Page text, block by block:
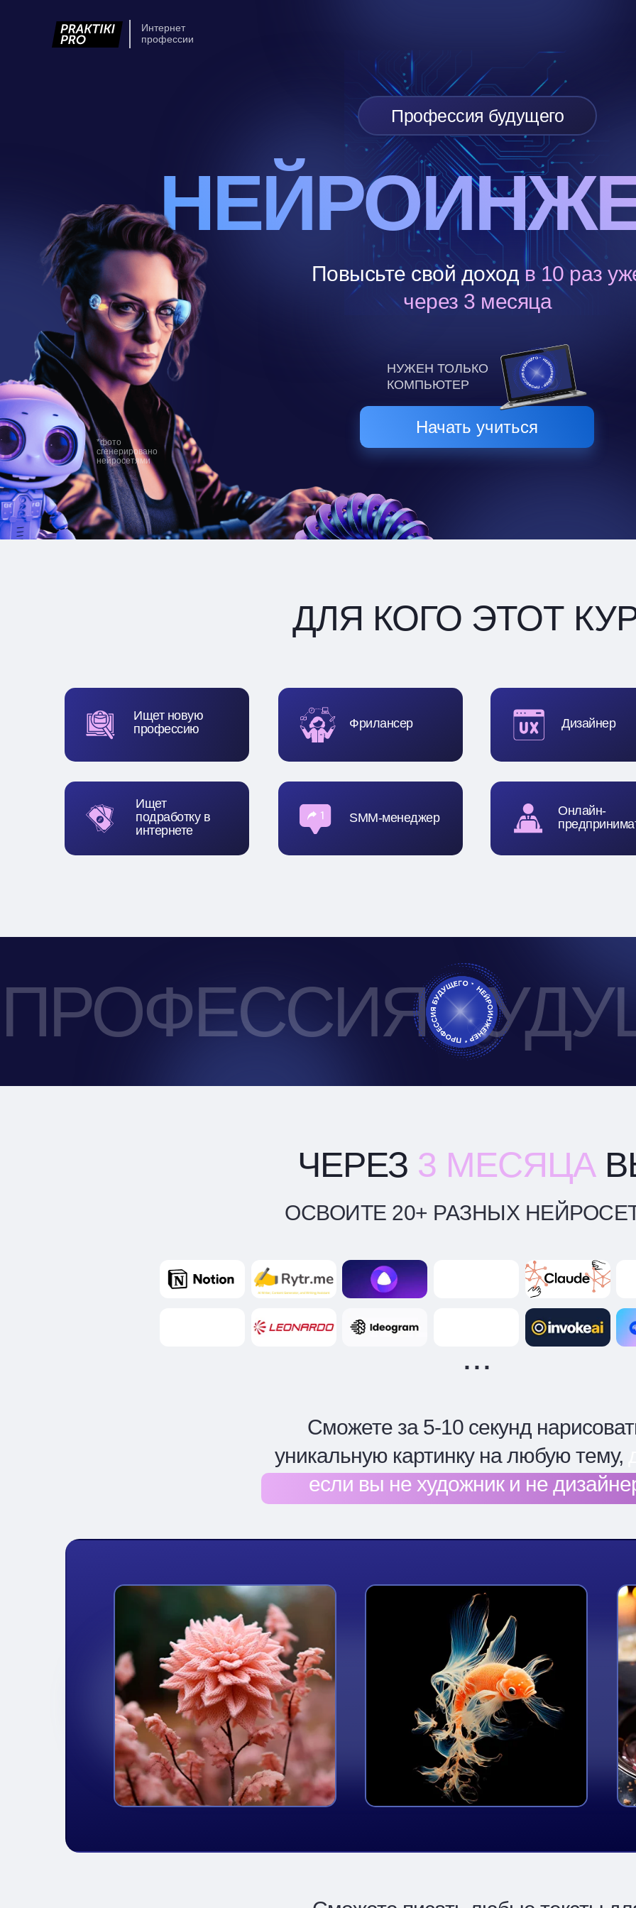
Профессия будущего
Повысьте свой доход в 10 раз
через 3 месяца
Начать учиться
НУЖЕН ТОЛЬКО
КОМПЬЮТЕР
*фото
сгенерировано
нейросетями
Интернет
профессии
Ищет новую
профессию
ДЛЯ КОГО ЭТОТ
Фрилансер Дизайнер
Ищет
подработку в
интернете
SMM-менеджер
Онлайн-
ПРОФЕССИЯ
Сможете за 5-10 секунд
уникальную картинку на любую тему,
если вы не художник и не
ЧЕРЕЗ 3 МЕСЯЦА
ОСВОИТЕ 20+ РАЗНЫХ
...